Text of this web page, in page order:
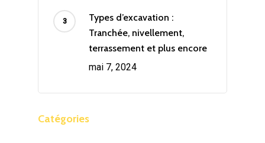
Types d’excavation :
Tranchée, nivellement,
terrassement et plus encore
mai 7, 2024
Catégories